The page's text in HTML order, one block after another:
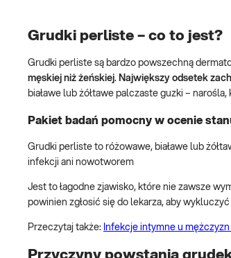
Grudki perliste – co to jest?
Grudki perliste są bardzo powszechną
męskiej niż żeńskiej. Największy odsetek
białawe lub żółtawe palczaste guzki –
Pakiet badań pomocny w ocenie
Grudki perliste to różowawe, białawe lub
infekcji ani nowotworem
Jest to łagodne zjawisko, które nie zawsze
powinien zgłosić się do lekarza, aby
Przeczytaj także: Infekcje intymne u
Przyczyny powstania